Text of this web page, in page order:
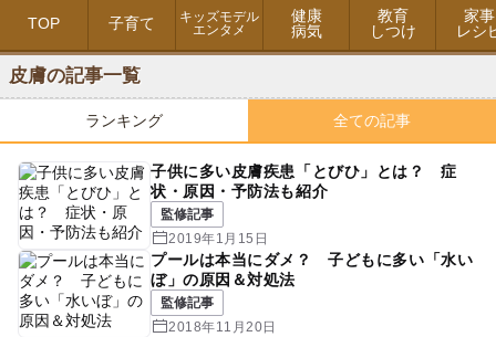
TOP 子育て
キッズモデル
エンタメ
健康
病気
教育
しつけ
家事
レシ
皮膚の記事一覧
ランキング 全ての記事
子供に多い皮膚疾患「とびひ」とは？ 症
状・原因・予防法も紹介
監修記事
2019年1月15日
プールは本当にダメ？ 子どもに多い「水い
ぼ」の原因＆対処法
監修記事
2018年11月20日